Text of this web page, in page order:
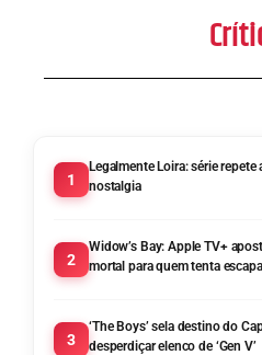
1
Legalmente Loira: série
nostalgia
2
Widow’s Bay: Apple TV+
mortal para quem tenta
3
‘The Boys’ sela destino do
desperdiçar elenco de ‘Gen V’